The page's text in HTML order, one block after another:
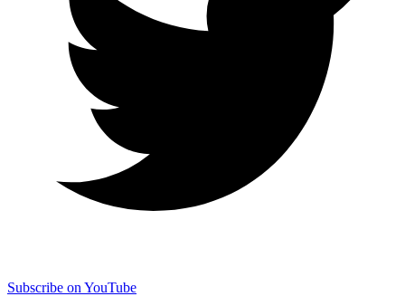
Subscribe on YouTube